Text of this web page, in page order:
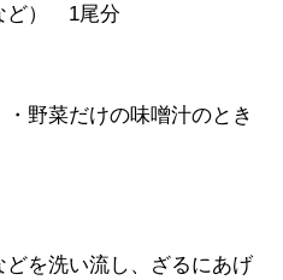
ど） 1尾分
野菜だけの味噌汁のとき
を洗い流し、ざるにあげ